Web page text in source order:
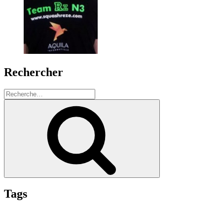
Rechercher
Recherche
pour
Tags